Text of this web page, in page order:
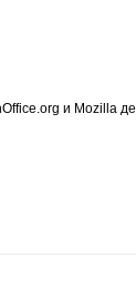
и Mozilla